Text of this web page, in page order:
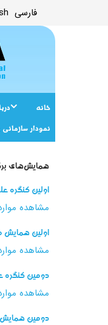
فارسی
خانه
نمودار
همایش‌های
اولین کنگره
مشاهده
اولین
مشاهده
دومین کنگره
مشاهده
دومین